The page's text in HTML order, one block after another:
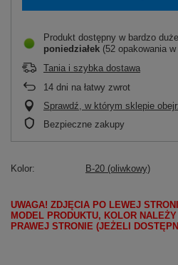
Produkt dostępny w bardzo
poniedziałek (52 opakowania
Tania i szybka dostawa
14 dni na łatwy zwrot
Sprawdź, w którym sklepie
Bezpieczne zakupy
Kolor B-20 (oliwkowy)
UWAGA! ZDJĘCIA PO LEWEJ
MODEL PRODUKTU, KOLOR
PRAWEJ STRONIE (JEŻELI